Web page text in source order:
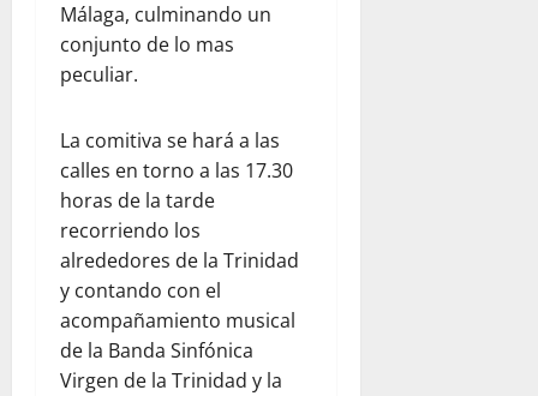
Málaga, culminando un
conjunto de lo mas
peculiar.
La comitiva se hará a las
calles en torno a las 17.30
horas de la tarde
recorriendo los
alrededores de la Trinidad
y contando con el
acompañamiento musical
de la Banda Sinfónica
Virgen de la Trinidad y la